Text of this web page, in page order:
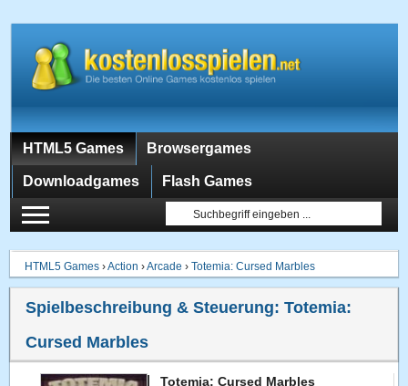
HTML5 Games Browsergames
Downloadgames Flash Games
HTML5 Games ›Action ›Arcade ›Totemia: Cursed Marbles
Spielbeschreibung & Steuerung:Totemia:
Cursed Marbles
Totemia: Cursed Marbles